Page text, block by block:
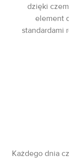
dzięki
element
standardami
Każdego dnia